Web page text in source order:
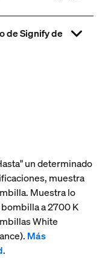
de Signify de
un determinado
muestra
Muestra lo
a 2700 K
White
Más
.